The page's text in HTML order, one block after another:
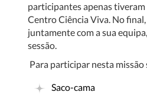
participantes apenas
Centro Ciência Viva. No
juntamente com a sua
sessão.
Para participar nesta missão
Saco-cama